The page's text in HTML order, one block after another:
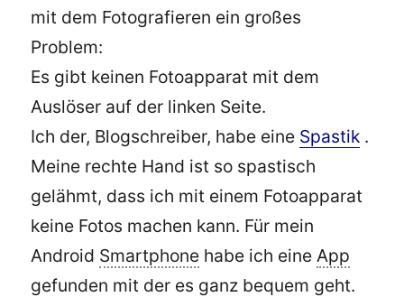
mit dem Fotografieren ein großes
Problem:
Es gibt keinen Fotoapparat mit dem
Auslöser auf der linken Seite.
Ich der, Blogschreiber, habe eine Spastik .
Meine rechte Hand ist so spastisch
gelähmt, dass ich mit einem Fotoapparat
keine Fotos machen kann. Für mein
Android Smartphone habe ich eineApp
gefunden mit der es ganz bequem geht.